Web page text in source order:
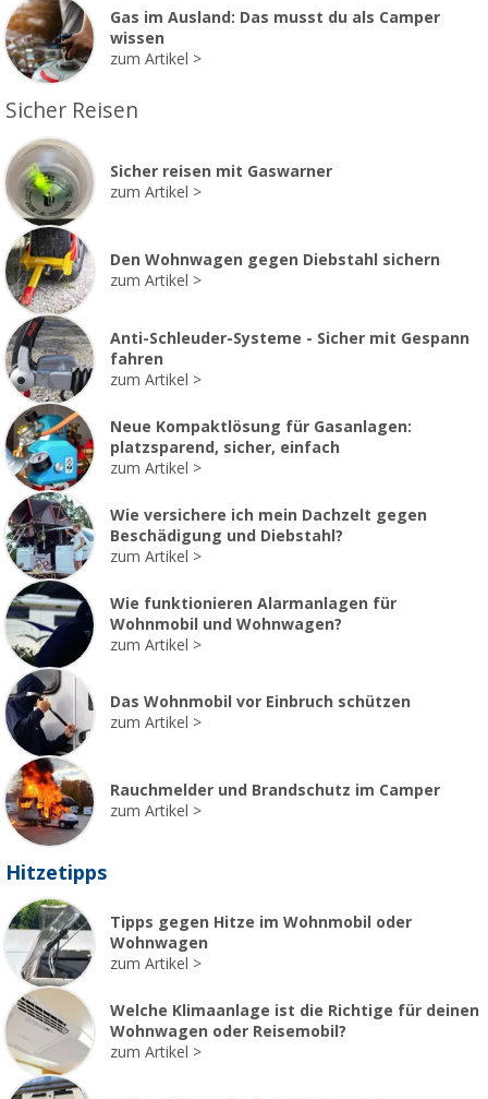
Gas im Ausland: Das musst du als Camper
wissen
zum Artikel
Sicher Reisen
Sicher reisen mit Gaswarner
zum Artikel
Den Wohnwagen gegen Diebstahl sichern
zum Artikel
Anti-Schleuder-Systeme - Sicher mit Gespann
fahren
zum Artikel
Neue Kompaktlösung für Gasanlagen:
platzsparend, sicher, einfach
zum Artikel
Wie versichere ich mein Dachzelt gegen
Beschädigung und Diebstahl?
zum Artikel
Wie funktionieren Alarmanlagen für
Wohnmobil und Wohnwagen?
zum Artikel
Das Wohnmobil vor Einbruch schützen
zum Artikel
Rauchmelder und Brandschutz im Camper
zum Artikel
Hitzetipps
Tipps gegen Hitze im Wohnmobil oder
Wohnwagen
zum Artikel
Welche Klimaanlage ist die Richtige für deinen
Wohnwagen oder Reisemobil?
zum Artikel